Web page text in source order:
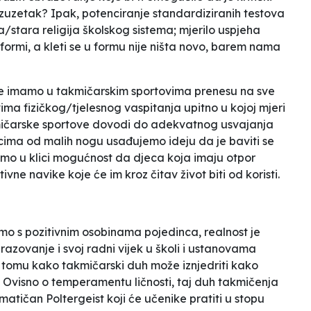
Ipak, potenciranje standardiziranih testova
stara religija školskog sistema; mjerilo uspjeha
a kleti se u formu nije ništa novo, barem nama
u takmičarskim sportovima prenesu na sve
fizičkog/tjelesnog vaspitanja upitno u kojoj mjeri
sportove dovodi do adekvatnog usvajanja
od malih nogu usađujemo ideju da je baviti se
u klici mogućnost da djeca koja imaju otpor
navike koje će im kroz čitav život biti od koristi.
s pozitivnim osobinama pojedinca, realnost je
i svoj radni vijek u školi i ustanovama
kako takmičarski duh može iznjedriti kako
o temperamentu ličnosti, taj duh takmičenja
Poltergeist koji će učenike pratiti u stopu